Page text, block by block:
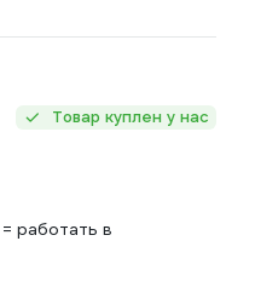
Товар куплен у нас
работать в